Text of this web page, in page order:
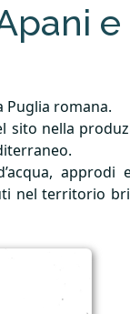
e
Puglia romana.
sito nella
nel territorio